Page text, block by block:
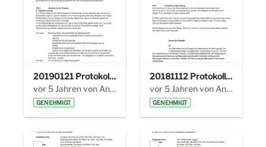
20190121 Protokoll 25. Steuerungskreis.pdf
vor 5 Jahren von Anni Schlumberger
GENEHMIGT
20181112 Protokoll 24. Steuerungskreis.pdf
vor 5 Jahren von Anni Schlumberger
GENEHMIGT